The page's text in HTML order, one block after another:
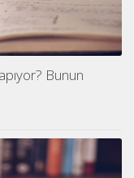
Bunun